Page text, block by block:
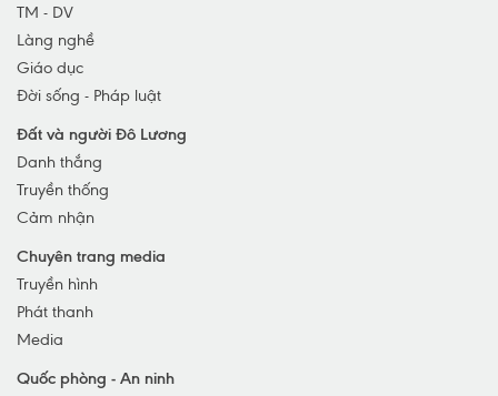
TP Vinh
TX Cửa Lò
TX Hoàng Mai
TX Thái Hòa
Huyện Nghi Lộc
Huyện Hưng Nguyên
Huyện Con Cuông
TM - DV
Làng nghề
Giáo dục
Đời sống - Pháp luật
Đất và người Đô Lương
Danh thắng
Truyền thống
Cảm nhận
Chuyên trang media
Truyền hình
Phát thanh
Media
Quốc phòng - An ninh